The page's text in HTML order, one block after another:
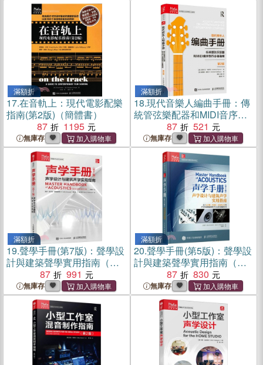
滿額折
17.在音軌上：現代電影配樂
指南(第2版)（簡體書）
87
1195
無庫存
滿額折
18.現代音樂人編曲手冊：傳
統管弦樂配器和MIDI音序製
作必備指南(第2版)（簡體
書）
87 521
無庫存
滿額折
19.聲學手冊(第7版)：聲學設
計與建築聲學實用指南（簡
87 991
無庫存
滿額折
20.聲學手冊(第5版)：聲學設
計與建築聲學實用指南（簡
87 830
無庫存